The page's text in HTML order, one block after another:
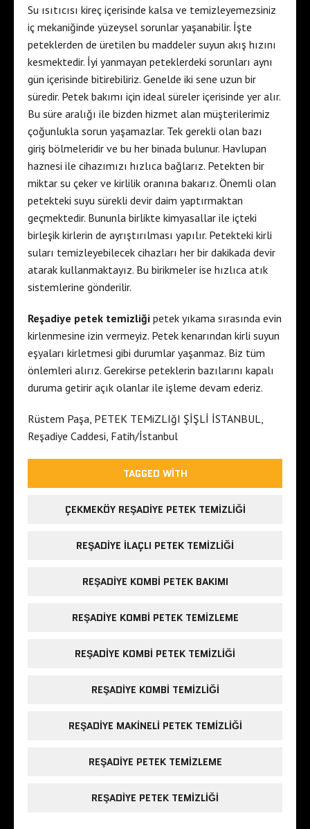
Su ısıtıcısı kireç içerisinde kalsa ve temizleyemezsiniz
iç mekaniğinde yüzeysel sorunlar yaşanabilir. İşte
peteklerden de üretilen bu maddeler suyun akış hızını
kesmektedir. İyi yanmayan peteklerdeki sorunları aynı
gün içerisinde bitirebiliriz. Genelde iki sene uzun bir
süredir. Petek bakımı için ideal süreler içerisinde yer alır.
Bu süre aralığı ile bizden hizmet alan müşterilerimiz
çoğunlukla sorun yaşamazlar. Tek gerekli olan bazı
giriş bölmeleridir ve bu her binada bulunur. Havlupan
haznesi ile cihazımızı hızlıca bağlarız. Petekten bir
miktar su çeker ve kirlilik oranına bakarız. Önemli olan
petekteki suyu sürekli devir daim yaptırmaktan
geçmektedir. Bununla birlikte kimyasallar ile içteki
birleşik kirlerin de ayrıştırılması yapılır. Petekteki kirli
suları temizleyebilecek cihazları her bir dakikada devir
atarak kullanmaktayız. Bu birikmeler ise hızlıca atık
sistemlerine gönderilir.
Reşadiye petek temizliği petek yıkama sırasında evin
kirlenmesine izin vermeyiz. Petek kenarından kirli suyun
eşyaları kirletmesi gibi durumlar yaşanmaz. Biz tüm
önlemleri alırız. Gerekirse peteklerin bazılarını kapalı
duruma getirir açık olanlar ile işleme devam ederiz.
Rüstem Paşa, PETEK TEMiZLIğI ŞİŞLİ İSTANBUL,
Reşadiye Caddesi, Fatih/İstanbul
TAGGED WITH
ÇEKMEKÖY REŞADIYE PETEK TEMIZLIĞI
REŞADIYE ILAÇLI PETEK TEMIZLIĞI
REŞADIYE KOMBI PETEK BAKIMI
REŞADIYE KOMBI PETEK TEMIZLEME
REŞADIYE KOMBI PETEK TEMIZLIĞI
REŞADIYE KOMBI TEMIZLIĞI
REŞADIYE MAKINELI PETEK TEMIZLIĞI
REŞADIYE PETEK TEMIZLEME
REŞADIYE PETEK TEMIZLIĞI